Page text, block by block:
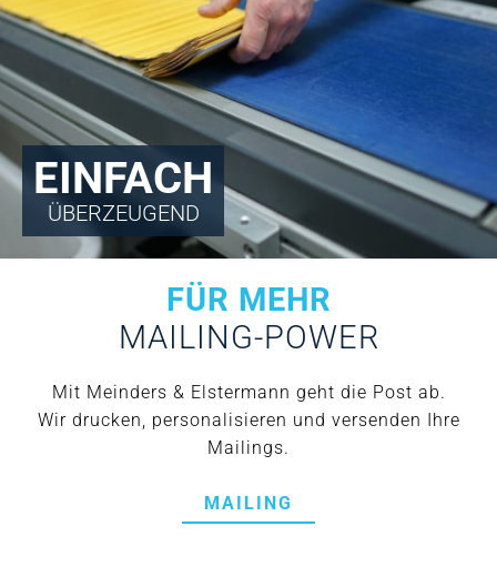
EINFACH
ÜBERZEUGEND
FÜR MEHR
MAILING-POWER
Mit Meinders & Elstermann geht die Post ab.
Wir drucken, personalisieren und versenden Ihre
Mailings.
MAILING